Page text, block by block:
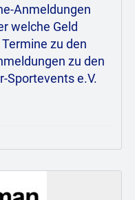
Anmeldungen
welche Geld
zu den
zu den
Sportevents e.V.